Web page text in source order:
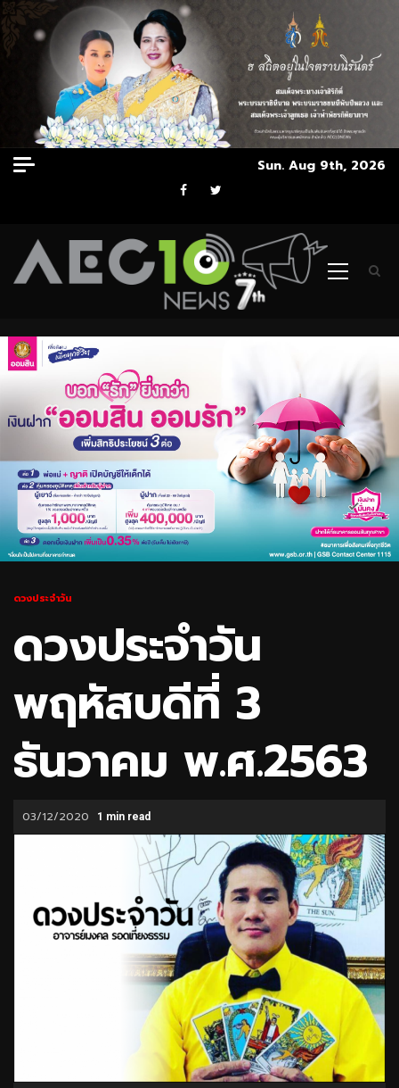
Skip
to
Sun. Aug 9th, 2026
Facebook
Twitter
Primary
ดวงประจำวัน
ดวงประจำวัน
พฤหัสบดีที่ 3
ธันวาคม พ.ศ.2563
03/12/2020 1 min read